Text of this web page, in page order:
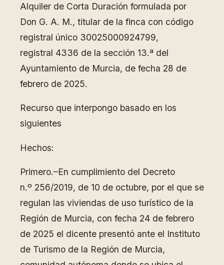
Alquiler de Corta Duración formulada por
Don G. A. M., titular de la finca con código
registral único 30025000924799,
registral 4336 de la sección 13.ª del
Ayuntamiento de Murcia, de fecha 28 de
febrero de 2025.
Recurso que interpongo basado en los
siguientes
Hechos:
Primero.–En cumplimiento del Decreto
n.º 256/2019, de 10 de octubre, por el que se
regulan las viviendas de uso turístico de la
Región de Murcia, con fecha 24 de febrero
de 2025 el dicente presentó ante el Instituto
de Turismo de la Región de Murcia,